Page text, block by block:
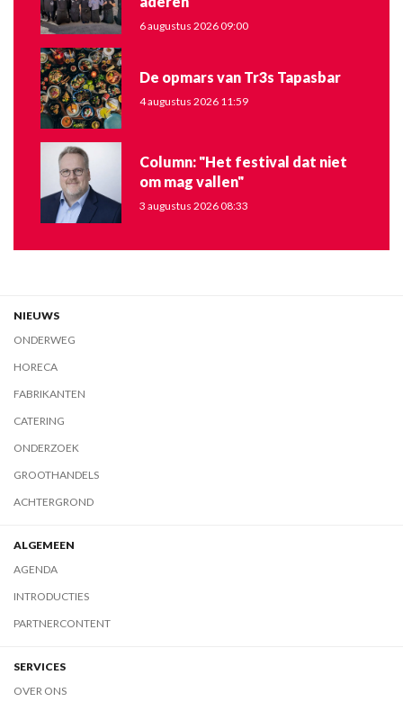
6 augustus 2026 09:00
De opmars van Tr3s Tapasbar
4 augustus 2026 11:59
Column: "Het festival dat niet
om mag vallen"
3 augustus 2026 08:33
NIEUWS
ONDERWEG
HORECA
FABRIKANTEN
CATERING
ONDERZOEK
GROOTHANDELS
ACHTERGROND
ALGEMEEN
AGENDA
INTRODUCTIES
PARTNERCONTENT
SERVICES
OVER ONS